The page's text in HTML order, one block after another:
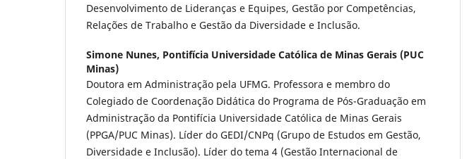
Desenvolvimento de Lideranças e Equipes, Gestão por Competências,
Relações de Trabalho e Gestão da Diversidade e Inclusão.
Simone Nunes, Pontifícia Universidade Católica de Minas Gerais (PUC
Minas)
Doutora em Administração pela UFMG. Professora e membro do
Colegiado de Coordenação Didática do Programa de Pós-Graduação em
Administração da Pontifícia Universidade Católica de Minas Gerais
(PPGA/PUC Minas). Líder do GEDI/CNPq (Grupo de Estudos em Gestão,
Diversidade e Inclusão). Líder do tema 4 (Gestão Internacional de